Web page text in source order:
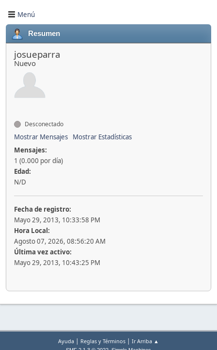
Menú
Resumen
josueparra
Nuevo
Desconectado
Mostrar Mensajes
Mostrar Estadísticas
Mensajes:
1 (0.000 por día)
Edad:
N/D
Fecha de registro:
Mayo 29, 2013, 10:33:58 PM
Hora Local:
Agosto 07, 2026, 08:56:20 AM
Última vez activo:
Mayo 29, 2013, 10:43:25 PM
Ayuda | Reglas y Términos | Ir Arriba ▲